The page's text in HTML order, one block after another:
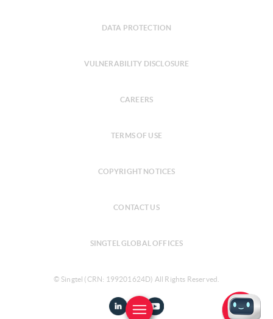
DATA PROTECTION
VULNERABILITY DISCLOSURE
CAREERS
TERMS OF USE
COPYRIGHT NOTICES
CONTACT US
SINGTEL GLOBAL OFFICES
© Singtel (CRN: 199201624D) All Rights Reserved.